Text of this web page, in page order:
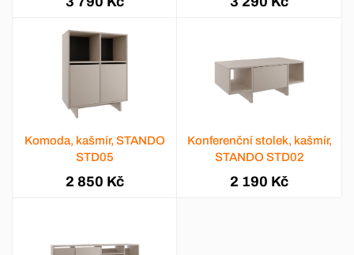
Komoda, kašmír, STANDO
STD05
2 850 Kč
Konferenční stolek, kašmír,
STANDO STD02
2 190 Kč